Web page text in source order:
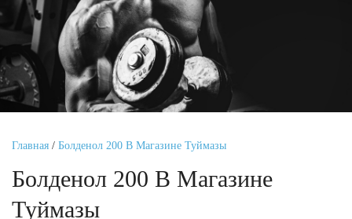
Главная / Болденол 200 В Магазине Туймазы
Болденол 200 В Магазине
Туймазы